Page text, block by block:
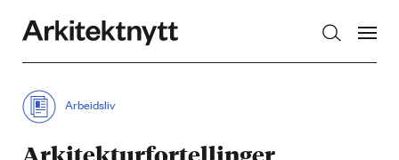
Arbeidsliv
Arkitekturfortellinger